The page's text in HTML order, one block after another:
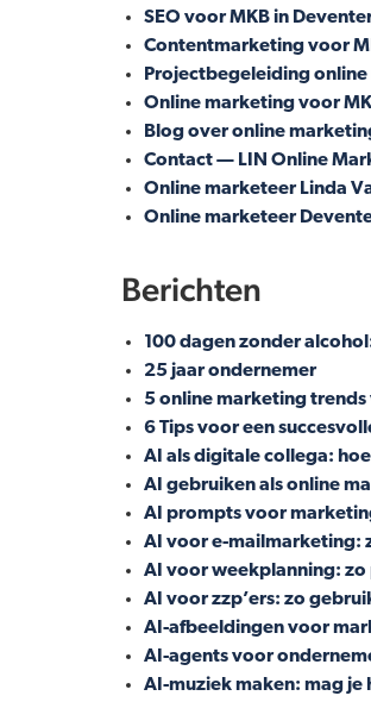
SEO voor MKB in
Contentmarketing voor
Projectbegeleiding
Online marketing voor
Blog over online
Contact — LIN Online
Online marketeer Linda
Online marketeer
Berichten
100 dagen zonder
25 jaar ondernemer
5 online marketing
6 Tips voor een
AI als digitale collega:
AI gebruiken als online
AI prompts voor
AI voor e-mailmarketing:
AI voor weekplanning: zo
AI voor zzp’ers: zo
AI-afbeeldingen voor
AI-agents voor
AI-muziek maken: mag